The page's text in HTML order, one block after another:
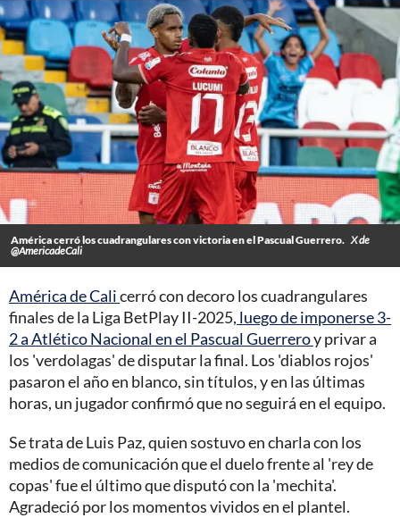
América cerró los cuadrangulares con victoria en el Pascual Guerrero. X de
@AmericadeCali
América de Calicerró con decoro los cuadrangulares
finales de la Liga BetPlay II-2025, luego de imponerse 3-
2 a Atlético Nacional en el Pascual Guerreroy privar a
los 'verdolagas' de disputar la final. Los 'diablos rojos'
pasaron el año en blanco, sin títulos, y en las últimas
horas, un jugador confirmó que no seguirá en el equipo.
Se trata de Luis Paz, quien sostuvo en charla con los
medios de comunicación que el duelo frente al 'rey de
copas' fue el último que disputó con la 'mechita'.
Agradeció por los momentos vividos en el plantel.